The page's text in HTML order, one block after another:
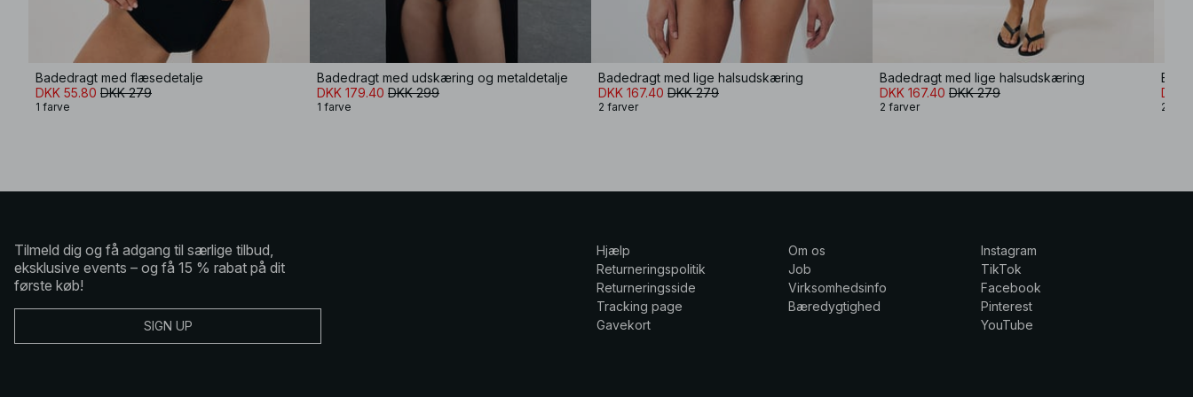
Badedragt med flæsedetalje
DKK 55.80 DKK 279
1 farve
Badedragt med udskæring og metaldetalje
DKK 179.40 DKK 299
1 farve
Badedragt med lige halsudskæring
DKK 167.40 DKK 279
2 farver
Badedragt med lige halsudskæring
DKK 167.40 DKK 279
2 farver
DKK
2
Tilmeld dig og få adgang til særlige tilbud,
eksklusive events – og få 15 % rabat på dit
første køb!
SIGN UP
Hjælp
Returneringspolitik
Returneringsside
Tracking page
Gavekort
Om os
Job
Virksomhedsinfo
Bæredygtighed
Instagram
TikTok
Facebook
Pinterest
YouTube